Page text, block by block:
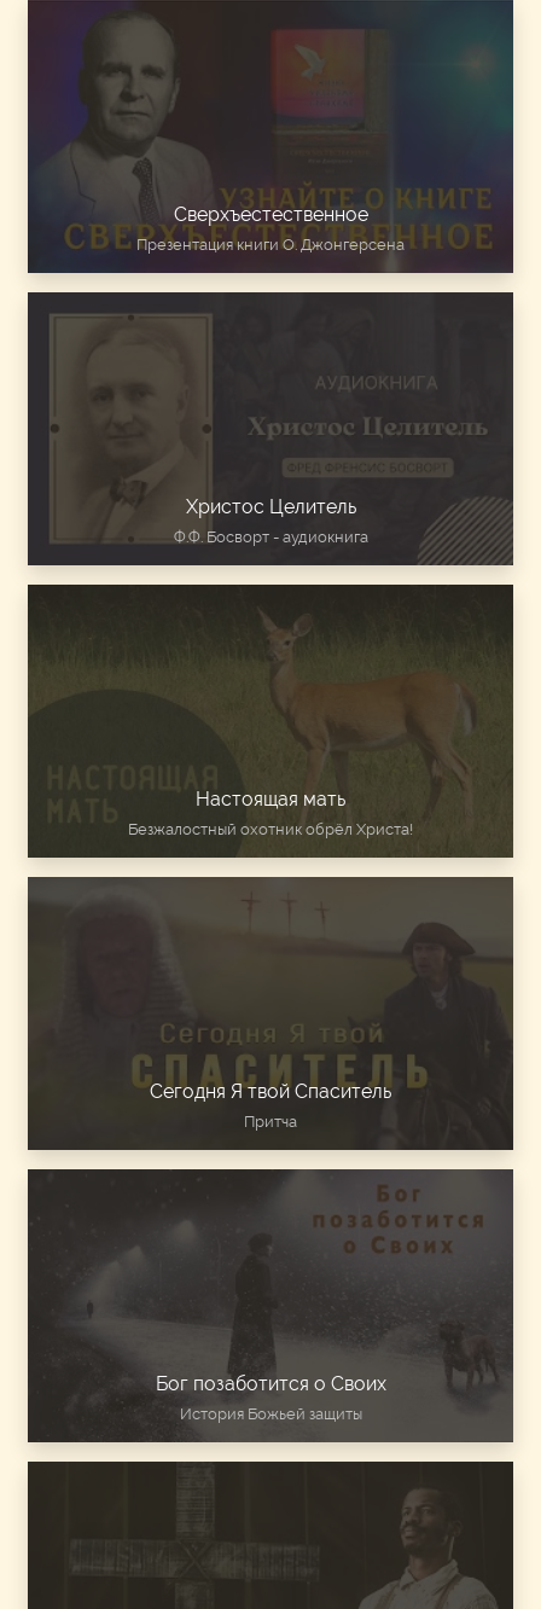
Сверхъестественное
Презентация книги О. Джонгерсена
Христос Целитель
Ф.Ф. Босворт - аудиокнига
Настоящая мать
Безжалостный охотник обрёл Христа!
Сегодня Я твой Спаситель
Притча
Бог позаботится о Своих
История Божьей защиты